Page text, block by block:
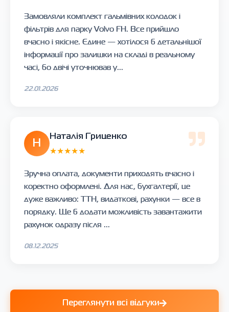
Замовляли комплект гальмівних колодок і
фільтрів для парку Volvo FH. Все прийшло
вчасно і якісне. Єдине — хотілося б детальнішої
інформації про залишки на складі в реальному
часі, бо двічі уточнював у...
22.01.2026
Н
Наталія Гриценко
★★★★★
Зручна оплата, документи приходять вчасно і
коректно оформлені. Для нас, бухгалтерії, це
дуже важливо: ТТН, видаткові, рахунки — все в
порядку. Ще б додати можливість завантажити
рахунок одразу після ...
08.12.2025
Переглянути всі відгуки